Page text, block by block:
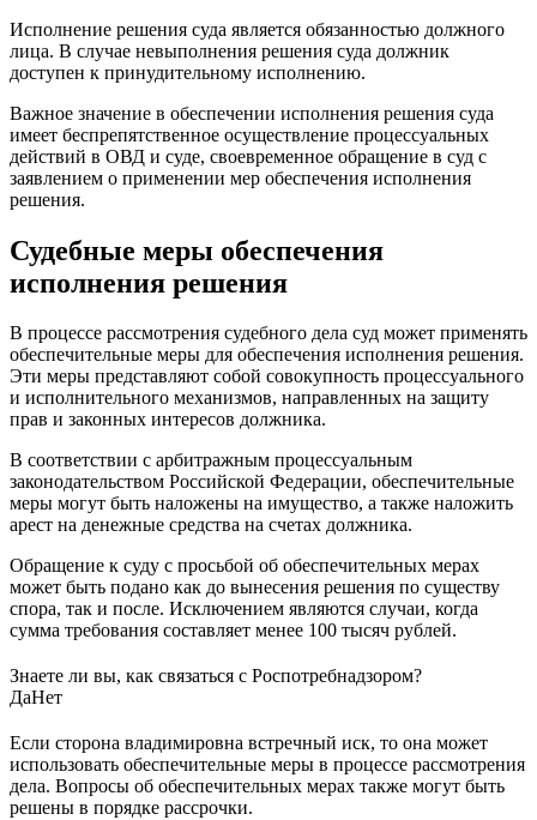
Исполнение решения суда является обязанностью должного
лица. В случае невыполнения решения суда должник
доступен к принудительному исполнению.
Важное значение в обеспечении исполнения решения суда
имеет беспрепятственное осуществление процессуальных
действий в ОВД и суде, своевременное обращение в суд с
заявлением о применении мер обеспечения исполнения
решения.
Судебные меры обеспечения
исполнения решения
В процессе рассмотрения судебного дела суд может применять
обеспечительные меры для обеспечения исполнения решения.
Эти меры представляют собой совокупность процессуального
и исполнительного механизмов, направленных на защиту
прав и законных интересов должника.
В соответствии с арбитражным процессуальным
законодательством Российской Федерации, обеспечительные
меры могут быть наложены на имущество, а также наложить
арест на денежные средства на счетах должника.
Обращение к суду с просьбой об обеспечительных мерах
может быть подано как до вынесения решения по существу
спора, так и после. Исключением являются случаи, когда
сумма требования составляет менее 100 тысяч рублей.
Знаете ли вы, как связаться с Роспотребнадзором?
ДаНет
Если сторона владимировна встречный иск, то она может
использовать обеспечительные меры в процессе рассмотрения
дела. Вопросы об обеспечительных мерах также могут быть
решены в порядке рассрочки.